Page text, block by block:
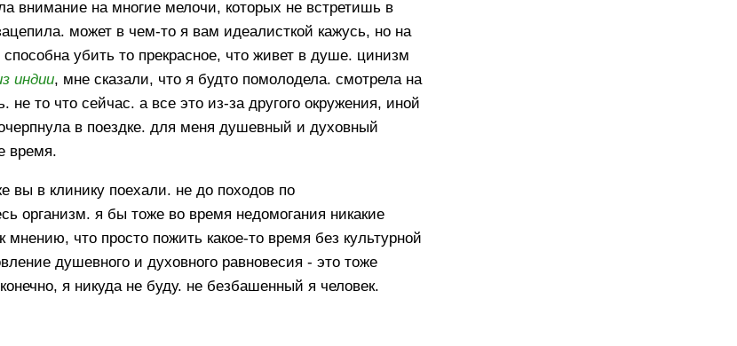
внимание на многие мелочи, которых не встретишь в
может в чем-то я вам идеалисткой кажусь, но на
убить то прекрасное, что живет в душе. цинизм
индии, мне сказали, что я будто помолодела. смотрела на
то что сейчас. а все это из-за другого окружения, иной
в поездке. для меня душевный и духовный
время.
вы в клинику поехали. не до походов по
организм. я бы тоже во время недомогания никакие
что просто пожить какое-то время без культурной
душевного и духовного равновесия - это тоже
я никуда не буду. не безбашенный я человек.